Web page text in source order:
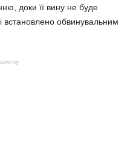
доки її вину не буде
встановлено обвинувальним